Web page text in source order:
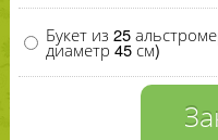
Букет из 25
диаметр 45 см)